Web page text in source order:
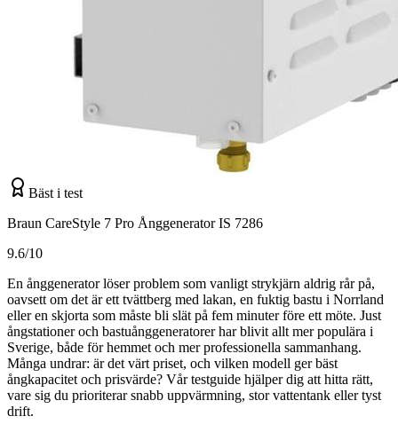
Bäst i test
Braun CareStyle 7 Pro Ånggenerator IS 7286
9.6/10
En ånggenerator löser problem som vanligt strykjärn aldrig rår på,
oavsett om det är ett tvättberg med lakan, en fuktig bastu i Norrland
eller en skjorta som måste bli slät på fem minuter före ett möte. Just
ångstationer och bastuånggeneratorer har blivit allt mer populära i
Sverige, både för hemmet och mer professionella sammanhang.
Många undrar: är det värt priset, och vilken modell ger bäst
ångkapacitet och prisvärde? Vår testguide hjälper dig att hitta rätt,
vare sig du prioriterar snabb uppvärmning, stor vattentank eller tyst
drift.